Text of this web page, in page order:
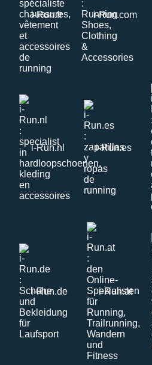
i-Run.fr i-Run.com
i-Run.nl i-Run.es
i-Run.de i-Run.at